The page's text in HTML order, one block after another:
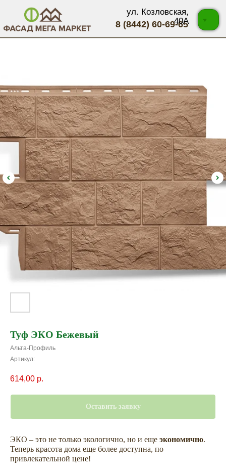
8 (8442) 60-69-65
ул. Козловская,
40А
Туф ЭКО Бежевый
Альта-Профиль
Артикул:
614,00 р.
Оставить заявку
ЭКО – это не только экологично, но и еще экономично.
Теперь красота дома еще более доступна, по
привлекательной цене!